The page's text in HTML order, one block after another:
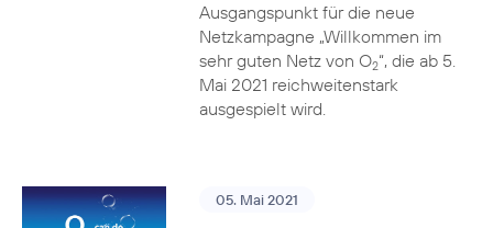
Ausgangspunkt für die neue
Netzkampagne „Willkommen im
sehr guten Netz von O2“, die ab 5.
Mai 2021 reichweitenstark
ausgespielt wird.
05. Mai 2021